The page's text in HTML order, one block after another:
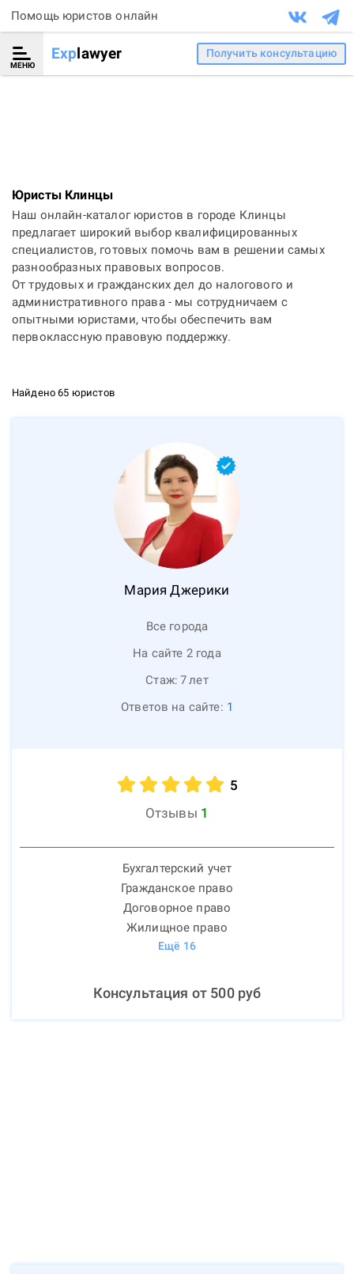
Помощь юристов онлайн
МЕНЮ
Explawyer Получить консультацию
Юристы Клинцы
Наш онлайн-каталог юристов в городе Клинцы
предлагает широкий выбор квалифицированных
специалистов, готовых помочь вам в решении самых
разнообразных правовых вопросов.
От трудовых и гражданских дел до налогового и
административного права - мы сотрудничаем с
опытными юристами, чтобы обеспечить вам
первоклассную правовую поддержку.
Найдено 65 юристов
Мария Джерики
Все города
На сайте 2 года
Стаж: 7лет
Ответов на сайте: 1
5
Отзывы 1
Бухгалтерский учет
Гражданское право
Договорное право
Жилищное право
Ещё 16
Консультация от 500руб